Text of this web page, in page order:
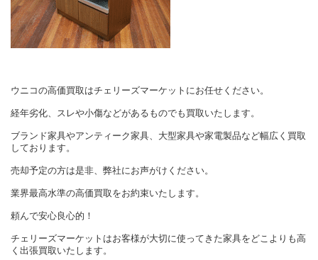
ウニコの高価買取はチェリーズマーケットにお任せください。
経年劣化、スレや小傷などがあるものでも買取いたします。
ブランド家具やアンティーク家具、大型家具や家電製品など幅広く買取
しております。
売却予定の方は是非、弊社にお声がけください。
業界最高水準の高価買取をお約束いたします。
頼んで安心良心的！
チェリーズマーケットはお客様が大切に使ってきた家具をどこよりも高
く出張買取いたします。